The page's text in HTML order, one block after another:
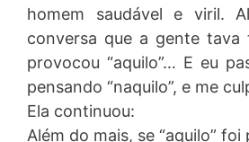
homem saudável e viril.
conversa que a gente tava
provocou “aquilo”… E eu
pensando “naquilo”, e me
Ela continuou:
Além do mais, se “aquilo”